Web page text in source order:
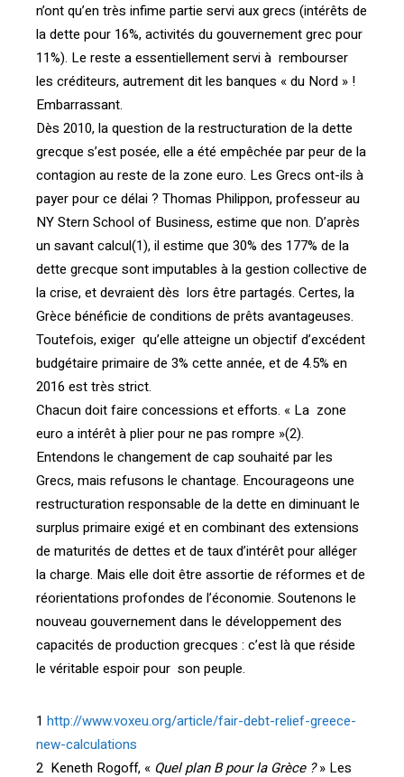
n’ont qu’en très infime partie servi aux grecs (intérêts de
la dette pour 16%, activités du gouvernement grec pour
11%). Le reste a essentiellement servi à rembourser
les créditeurs, autrement dit les banques « du Nord » !
Embarrassant.
Dès 2010, la question de la restructuration de la dette
grecque s’est posée, elle a été empêchée par peur de la
contagion au reste de la zone euro. Les Grecs ont-ils à
payer pour ce délai ? Thomas Philippon, professeur au
NY Stern School of Business, estime que non. D’après
un savant calcul(1), il estime que 30% des 177% de la
dette grecque sont imputables à la gestion collective de
la crise, et devraient dès lors être partagés. Certes, la
Grèce bénéficie de conditions de prêts avantageuses.
Toutefois, exiger qu’elle atteigne un objectif d’excédent
budgétaire primaire de 3% cette année, et de 4.5% en
2016 est très strict.
Chacun doit faire concessions et efforts. « La zone
euro a intérêt à plier pour ne pas rompre »(2).
Entendons le changement de cap souhaité par les
Grecs, mais refusons le chantage. Encourageons une
restructuration responsable de la dette en diminuant le
surplus primaire exigé et en combinant des extensions
de maturités de dettes et de taux d’intérêt pour alléger
la charge. Mais elle doit être assortie de réformes et de
réorientations profondes de l’économie. Soutenons le
nouveau gouvernement dans le développement des
capacités de production grecques : c’est là que réside
le véritable espoir pour son peuple.
1 http://www.voxeu.org/article/fair-debt-relief-greece-
new-calculations
2 Keneth Rogoff, « Quel plan B pour la Grèce ?» Les